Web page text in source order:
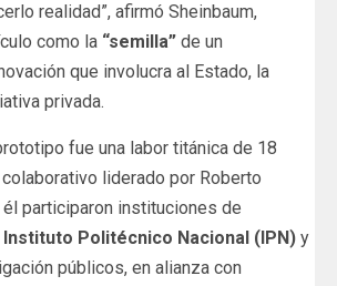
realidad”, afirmó Sheinbaum,
como la “semilla” de un
que involucra al Estado, la
privada.
fue una labor titánica de 18
liderado por Roberto
él participaron instituciones de
Instituto Politécnico Nacional (IPN) y
públicos, en alianza con